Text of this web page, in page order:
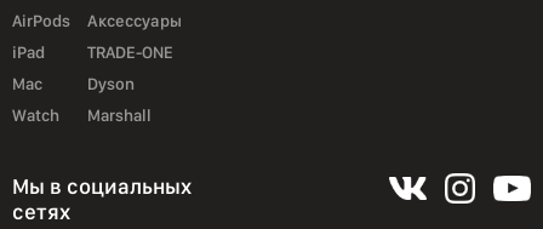
AirPods
iPad
Mac
Watch
Аксессуары
TRADE-ONE
Dyson
Marshall
Мы в социальных
сетях